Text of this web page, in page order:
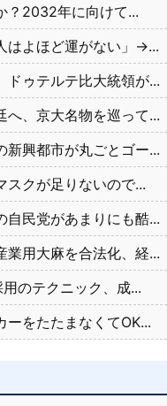
？2032年に向けて...
はよほど運がない」→...
ドゥテルテ比大統領が...
へ、京大名物を巡って...
新興都市が丸ごとゴー...
スクが足りないので...
自民党があまりにも酷...
業用大麻を合法化、経...
のテクニック、成...
ーをたたまなくてOK...